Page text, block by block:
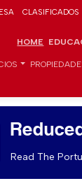
CLASIFICADOS
HOME
Read The